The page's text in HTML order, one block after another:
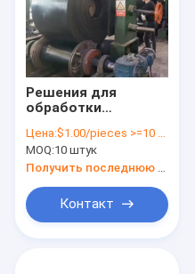
Решения для
обработки
конструкцией
резиновой
конвейерной ленты
и боковой стенки
Цена:$1.00/pieces >=10 pieces
MOQ:10 штук
Контакт